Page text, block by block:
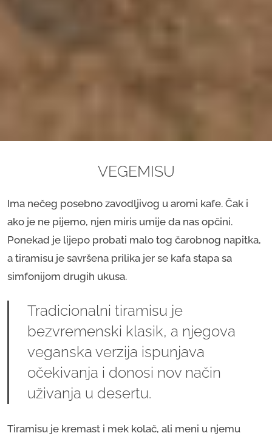
VEGEMISU
Ima nečeg posebno zavodljivog u aromi kafe. Čak i
ako je ne pijemo, njen miris umije da nas opčini.
Ponekad je lijepo probati malo tog čarobnog napitka,
a tiramisu je savršena prilika jer se kafa stapa sa
simfonijom drugih ukusa.
Tradicionalni tiramisu je
bezvremenski klasik, a njegova
veganska verzija ispunjava
očekivanja i donosi nov način
uživanja u desertu.
Tiramisu je kremast i mek kolač, ali meni u njemu